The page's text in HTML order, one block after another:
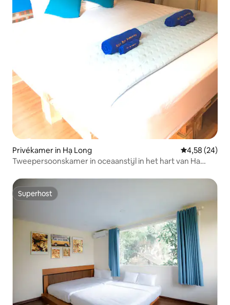
Privékamer in Hạ Long Gemiddelde
4,58 (24)
Tweepersoonskamer in oceaanstijl in het hart van Ha
Superhost
Superhost